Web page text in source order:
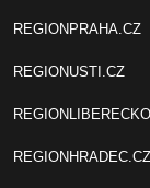
REGIONPRAHA.CZ
REGIONUSTI.CZ
REGIONHRADEC.CZ